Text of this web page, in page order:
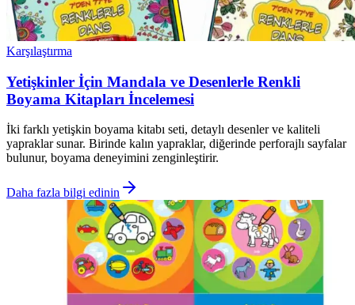
Karşılaştırma
Yetişkinler İçin Mandala ve Desenlerle Renkli
Boyama Kitapları İncelemesi
İki farklı yetişkin boyama kitabı seti, detaylı desenler ve kaliteli
yapraklar sunar. Birinde kalın yapraklar, diğerinde perforajlı sayfalar
bulunur, boyama deneyimini zenginleştirir.
Daha fazla bilgi edinin